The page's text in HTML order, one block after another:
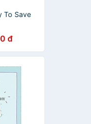
To Save
đ